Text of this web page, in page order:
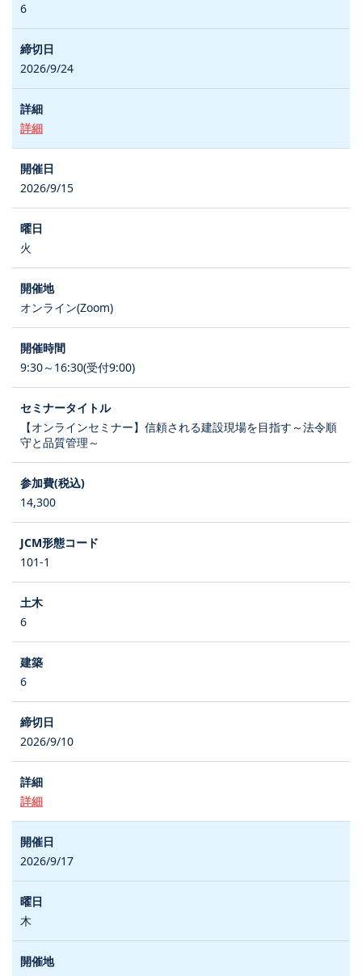
6
2026/9/24
詳細
2026/9/15
火
オンライン(Zoom)
9:30～16:30(受付9:00)
【オンラインセミナー】信頼される建設現場を目指す～法令順
守と品質管理～
14,300
101-1
6
6
2026/9/10
詳細
2026/9/17
木